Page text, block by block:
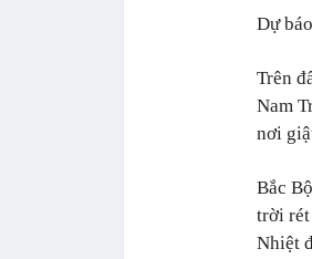
Dự
Trên
Nam
nơi
Bắc
trời rét
Nhiệt